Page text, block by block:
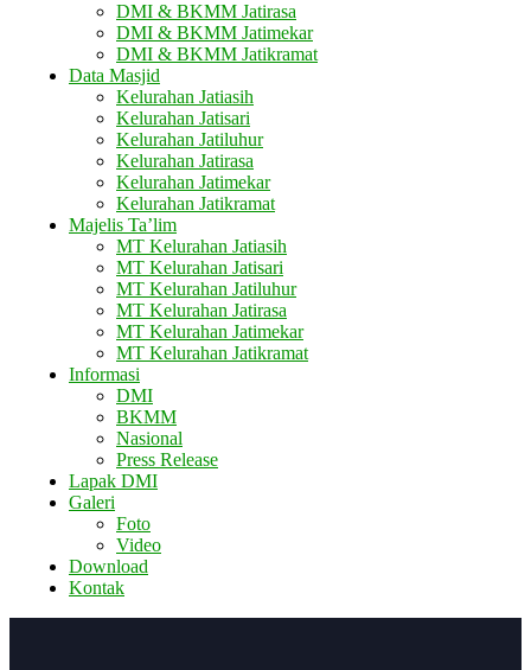
DMI & BKMM Jatirasa
DMI & BKMM Jatimekar
DMI & BKMM Jatikramat
Data Masjid
Kelurahan Jatiasih
Kelurahan Jatisari
Kelurahan Jatiluhur
Kelurahan Jatirasa
Kelurahan Jatimekar
Kelurahan Jatikramat
Majelis Ta’lim
MT Kelurahan Jatiasih
MT Kelurahan Jatisari
MT Kelurahan Jatiluhur
MT Kelurahan Jatirasa
MT Kelurahan Jatimekar
MT Kelurahan Jatikramat
Informasi
DMI
BKMM
Nasional
Press Release
Lapak DMI
Galeri
Foto
Video
Download
Kontak